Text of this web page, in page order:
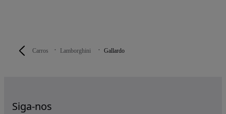
Carros Lamborghini Gallardo
Siga-nos